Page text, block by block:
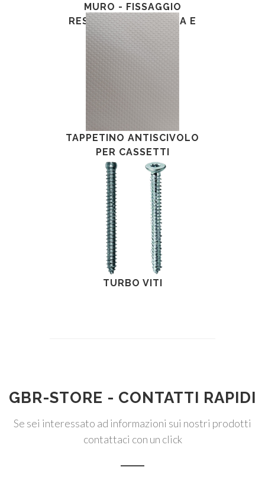
MURO - FISSAGGIO
RESISTENTE PER CASA E
FAI-DA- TE
TAPPETINO ANTISCIVOLO
PER CASSETTI
TURBO VITI
GBR-STORE - CONTATTI RAPIDI
Se sei interessato ad informazioni sui nostri prodotti
contattaci con un click